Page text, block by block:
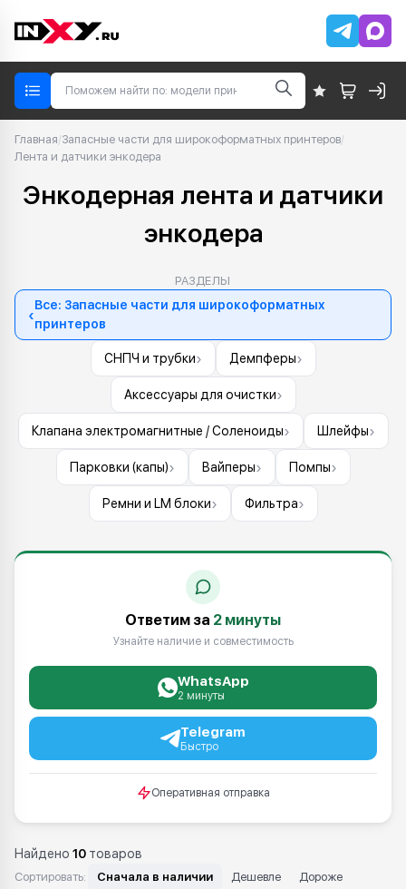
Главная/Запасные части для широкоформатных принтеров/
Лента и датчики энкодера
Энкодерная лента и датчики
энкодера
РАЗДЕЛЫ
‹
Все: Запасные части для широкоформатных
принтеров
СНПЧ и трубки› Демпферы›
Аксессуары для очистки›
Клапана электромагнитные / Соленоиды› Шлейфы›
Парковки (капы)› Вайперы› Помпы›
Ремни и LM блоки› Фильтра›
Ответим за 2 минуты
Узнайте наличие и совместимость
WhatsApp
2 минуты
Telegram
Быстро
Оперативная отправка
Найдено 10 товаров
Сортировать: Сначала в наличии Дешевле
Дороже